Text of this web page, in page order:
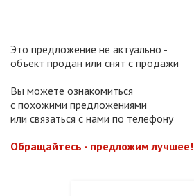
Это предложение не актуально -
объект продан или снят с продажи
Вы можете ознакомиться
с похожими предложениями
или связаться с нами по телефону
Обращайтесь - предложим лучшее!